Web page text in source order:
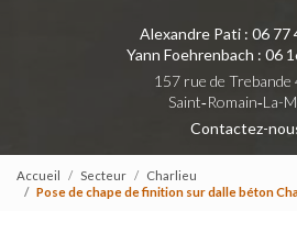
Alexandre Pati : 06 77
Yann Foehrenbach : 06
157 rue de Trebande
Saint‑Romain‑La-
Contactez-
Accueil Secteur
Charlieu
Pose de chape de finition sur dalle béton